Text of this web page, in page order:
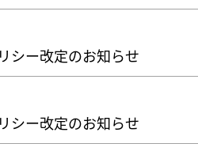
シー改定のお知らせ
シー改定のお知らせ